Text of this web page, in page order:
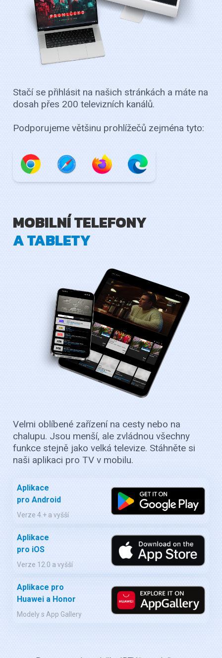
Stačí se přihlásit na našich stránkách a máte na
dosah přes 200 televizních kanálů.
Podporujeme většinu prohlížečů zejména tyto:
MOBILNÍ TELEFONY
A TABLETY
Velmi oblíbené zařízení na cesty nebo na
chalupu. Jsou menší, ale zvládnou všechny
funkce stejně jako velká televize. Stáhněte si
naši aplikaci pro TV v mobilu.
Aplikace
pro Android
Verze 4.+ a vyšší
Aplikace
pro iOS
Verze 12.0 a vyšší
Aplikace pro
Huawei a Honor
Modely s App Gallery